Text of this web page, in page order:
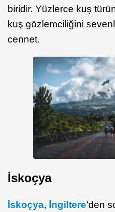
biridir. Yüzlerce kuş
kuş gözlemciliğini
cennet.
İskoçya
İskoçya, İngiltere’den